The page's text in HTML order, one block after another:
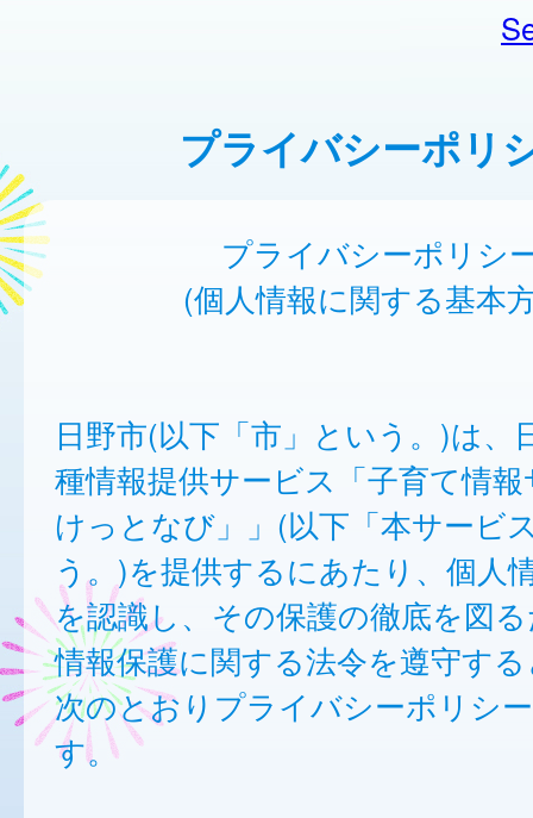
プライバシーポリ
プライバシーポリシ
(個人情報に関する基本
日野市(以下「市」という。)は、
種情報提供サービス「子育て情
けっとなび」」(以下「本サービ
う。)を提供するにあたり、個人
を認識し、その保護の徹底を図
情報保護に関する法令を遵守す
次のとおりプライバシーポリシ
す。